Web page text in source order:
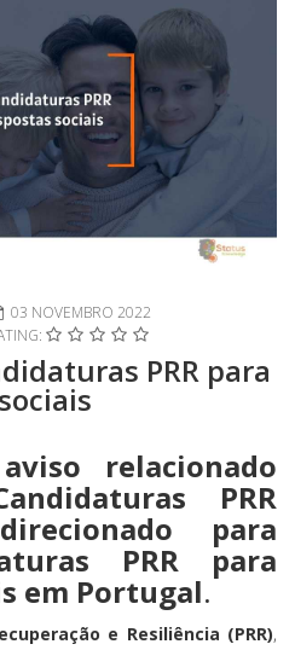
03 NOVEMBRO 2022
PRR para
relacionado
PRR
para
PRR para
em Portugal.
e Resiliência (PRR),